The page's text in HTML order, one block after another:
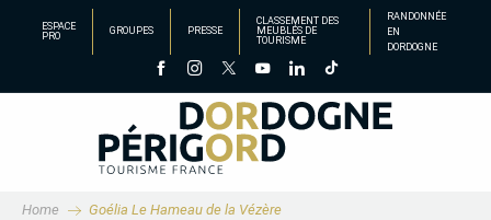
principal
ESPACE
PRO
GROUPES PRESSE
CLASSEMENT DES
MEUBLÉS DE
TOURISME
RANDONNÉE
EN
DORDOGNE
Home Goélia Le Hameau de la Vézère